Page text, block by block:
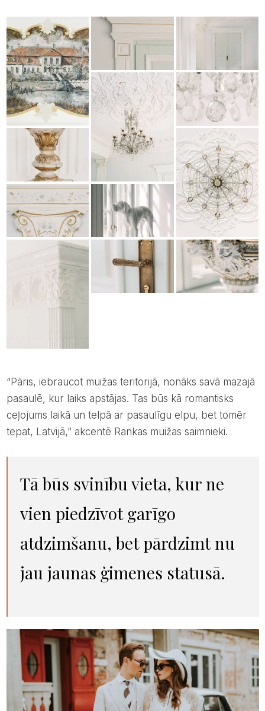
“Pāris, iebraucot muižas teritorijā, nonāks savā mazajā
pasaulē, kur laiks apstājas. Tas būs kā romantisks
ceļojums laikā un telpā ar pasaulīgu elpu, bet tomēr
tepat, Latvijā,” akcentē Rankas muižas saimnieki.
Tā būs svinību vieta, kur ne
vien piedzīvot garīgo
atdzimšanu, bet pārdzimt nu
jau jaunas ģimenes statusā.